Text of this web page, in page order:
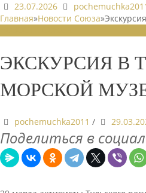
23.07.2026
Главная»Новости Союза»
ЭКСКУРСИЯ В
МОРСКОЙ
pochemuchka2011 /
Поделиться в